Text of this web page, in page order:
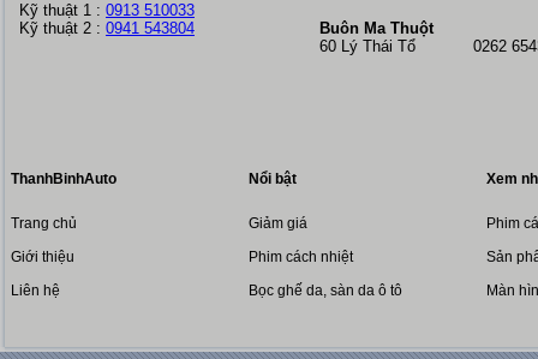
Kỹ thuật 1 : 0913 510033
Kỹ thuật 2 : 0941 543804
Buôn Ma Thuột
60 Lý Thái Tổ 0262
ThanhBinhAuto
Trang chủ
Giới thiệu
Liên hệ
Nổi bật
Giảm giá
Phim cách nhiệt
Bọc ghế da, sàn da ô tô
Xem
Phim
Sản
Màn